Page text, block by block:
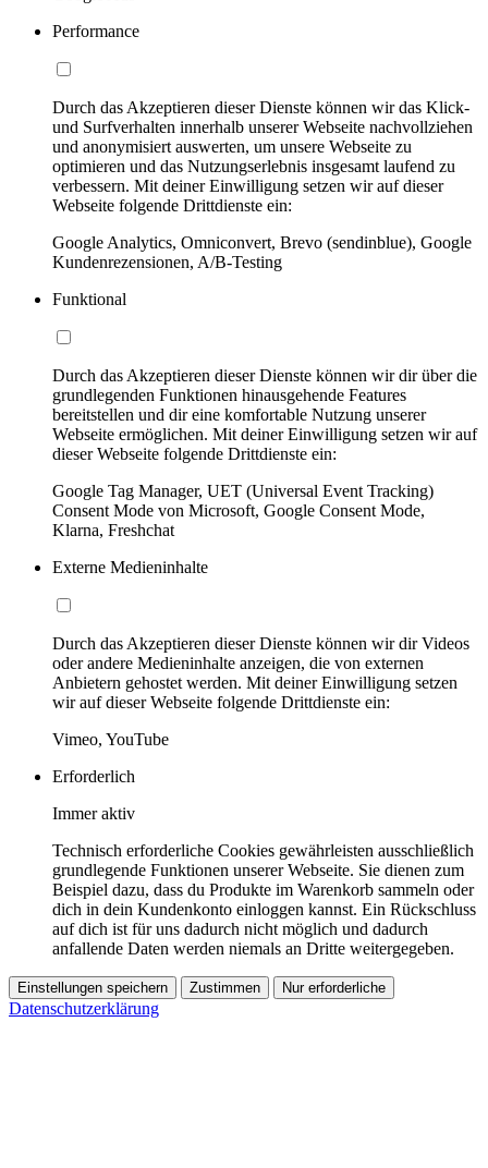
Performance
Durch das Akzeptieren dieser Dienste können wir das Klick-
und Surfverhalten innerhalb unserer Webseite nachvollziehen
und anonymisiert auswerten, um unsere Webseite zu
optimieren und das Nutzungserlebnis insgesamt laufend zu
verbessern. Mit deiner Einwilligung setzen wir auf dieser
Webseite folgende Drittdienste ein:
Google Analytics, Omniconvert, Brevo (sendinblue), Google
Kundenrezensionen, A/B-Testing
Funktional
Durch das Akzeptieren dieser Dienste können wir dir über die
grundlegenden Funktionen hinausgehende Features
bereitstellen und dir eine komfortable Nutzung unserer
Webseite ermöglichen. Mit deiner Einwilligung setzen wir auf
dieser Webseite folgende Drittdienste ein:
Google Tag Manager, UET (Universal Event Tracking)
Consent Mode von Microsoft, Google Consent Mode,
Klarna, Freshchat
Externe Medieninhalte
Durch das Akzeptieren dieser Dienste können wir dir Videos
oder andere Medieninhalte anzeigen, die von externen
Anbietern gehostet werden. Mit deiner Einwilligung setzen
wir auf dieser Webseite folgende Drittdienste ein:
Vimeo, YouTube
Erforderlich
Immer aktiv
Technisch erforderliche Cookies gewährleisten ausschließlich
grundlegende Funktionen unserer Webseite. Sie dienen zum
Beispiel dazu, dass du Produkte im Warenkorb sammeln oder
dich in dein Kundenkonto einloggen kannst. Ein Rückschluss
auf dich ist für uns dadurch nicht möglich und dadurch
anfallende Daten werden niemals an Dritte weitergegeben.
Einstellungen speichern Zustimmen Nur erforderliche
Datenschutzerklärung